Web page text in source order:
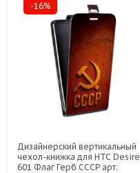
-16%
Дизайнерский вертикальный
чехол-книжка для HTC Desire
601 Флаг Герб СССР арт: